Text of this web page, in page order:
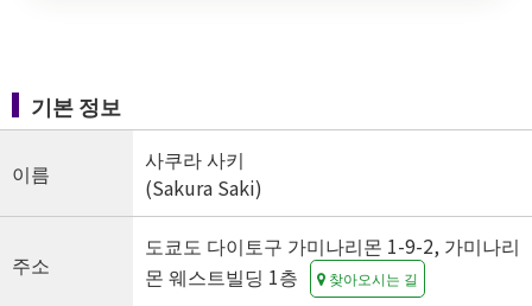
기본 정보
이름
사쿠라 사키
(Sakura Saki)
주소
도쿄도 다이토구 가미나리몬 1-9-2, 가미나리
몬 웨스트빌딩 1층
찾아오시는 길